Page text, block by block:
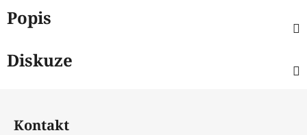
Popis
Diskuze
Kontakt